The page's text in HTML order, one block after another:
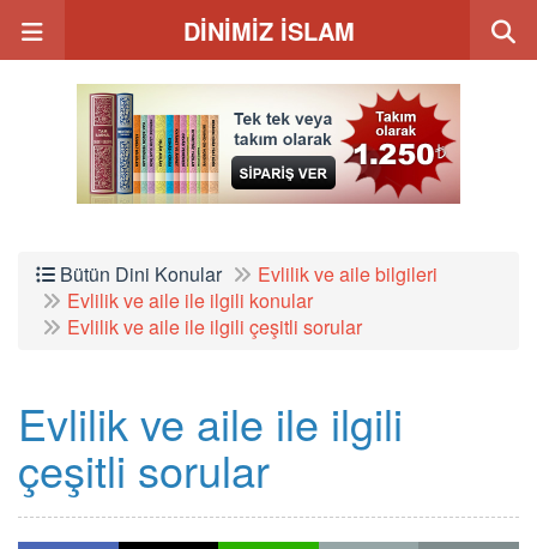
DİNİMİZ İSLAM
Bütün Dini Konular
Evlilik ve aile bilgileri
Evlilik ve aile ile ilgili konular
Evlilik ve aile ile ilgili çeşitli sorular
Evlilik ve aile ile ilgili
çeşitli sorular